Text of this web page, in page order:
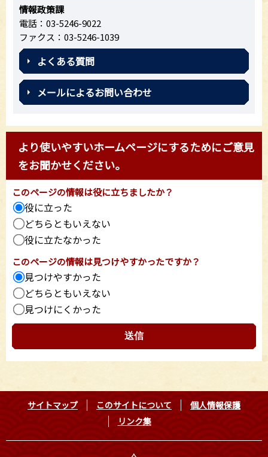
情報政策課
電話：03-5246-9022
ファクス：03-5246-1039
よくある質問
メールによるお問い合わせ
より使いやすいホームページにするためにご意見
をお聞かせください。
このページの情報は役に立ちましたか？
役に立った
どちらともいえない
役に立たなかった
このページの情報は見つけやすかったですか？
見つけやすかった
どちらともいえない
見つけにくかった
サイトマップ このサイトについて
個人情報保護
リンク集